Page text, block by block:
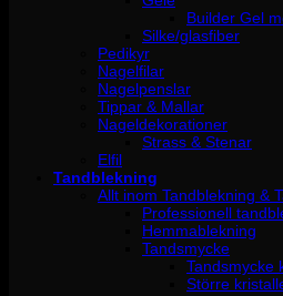
Builder Gel
Silke/glasfiber
Pedikyr
Nagelfilar
Nagelpenslar
Tippar & Mallar
Nageldekorationer
Strass & Stenar
Elfil
Tandblekning
Allt inom Tandblekning &
Professionell
Hemmablekning
Tandsmycke
Tandsmycke
Större